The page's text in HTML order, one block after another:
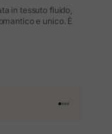
in tessuto fluido,
e unico. È
Vai
Vai
Vai
Vai